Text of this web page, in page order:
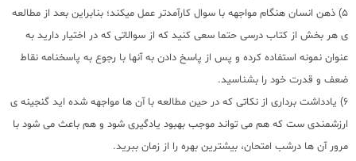
5) ذهن انسان هنگام مواجهه با سوال کارآمدتر عمل میکند؛ بنابراین بعد از مطالعه
ی هر بخش از کتاب درسی حتما سعی کنید که از سوالاتی که در اختیار دارید به
عنوان نمونه استفاده کرده و پس از پاسخ دادن به آنها با رجوع به پاسخنامه نقاط
ضعف و قدرت خود را بشناسید.
6) یادداشت برداری از نکاتی که در حین مطالعه با آن ها مواجهه شده اید گنجینه ی
ارزشمندی ست که هم می تواند موجب بهبود یادگیری شود و هم باعث می شود با
مرور آن ها درشب امتحان، بیشترین بهره را از زمان ببرید.